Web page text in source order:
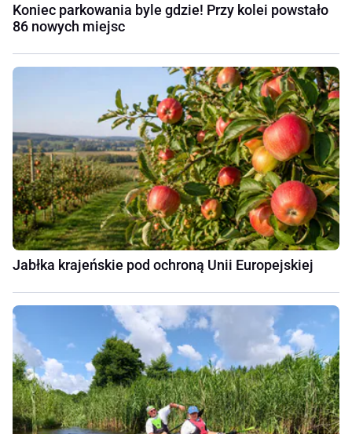
Koniec parkowania byle gdzie! Przy kolei powstało
86 nowych miejsc
Jabłka krajeńskie pod ochroną Unii Europejskiej